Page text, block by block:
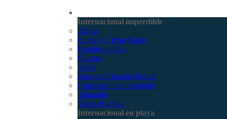
Internacional imperdible
Africa
Egipto y Tierra Santa
Estados unidos
Europa
Japón
Parques Orlando Florida
Cruceros internacionales
Tailandia
Viajes Baratos
Internacional en playa